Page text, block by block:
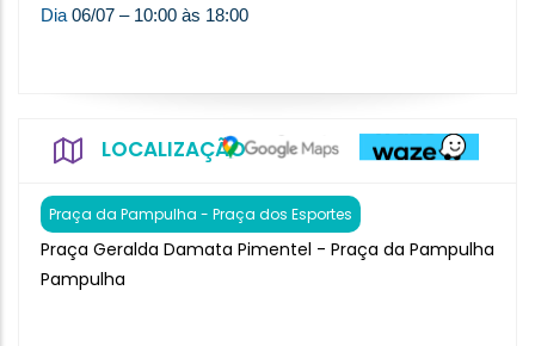
Dia 06/07 – 10:00 às 18:00
LOCALIZAÇÃO
Praça da Pampulha - Praça dos Esportes
Praça Geralda Damata Pimentel - Praça da Pampulha
Pampulha